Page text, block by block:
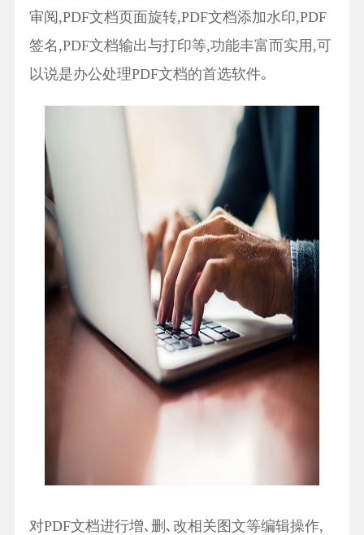
审阅,PDF文档页面旋转,PDF文档添加水印,PDF
签名,PDF文档输出与打印等,功能丰富而实用,可
以说是办公处理PDF文档的首选软件｡
对PDF文档进行增､删､改相关图文等编辑操作,